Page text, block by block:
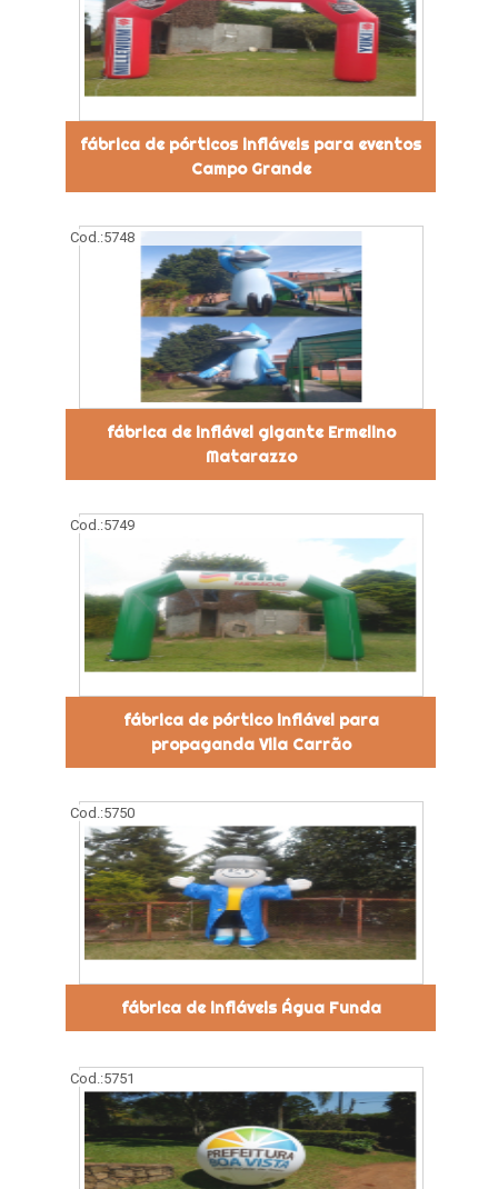
fábrica de pórticos infláveis para eventos
Campo Grande
Cod.:5748
fábrica de inflável gigante Ermelino
Matarazzo
Cod.:5749
fábrica de pórtico inflável para
propaganda Vila Carrão
Cod.:5750
fábrica de infláveis Água Funda
Cod.:5751